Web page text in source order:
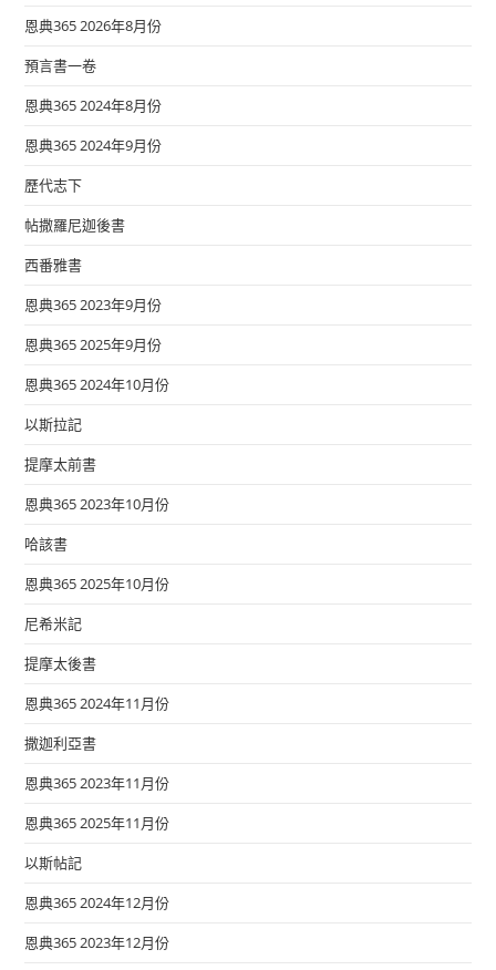
恩典365 2026年8月份
預言書一卷
恩典365 2024年8月份
恩典365 2024年9月份
歷代志下
帖撒羅尼迦後書
西番雅書
恩典365 2023年9月份
恩典365 2025年9月份
恩典365 2024年10月份
以斯拉記
提摩太前書
恩典365 2023年10月份
哈該書
恩典365 2025年10月份
尼希米記
提摩太後書
恩典365 2024年11月份
撒迦利亞書
恩典365 2023年11月份
恩典365 2025年11月份
以斯帖記
恩典365 2024年12月份
恩典365 2023年12月份